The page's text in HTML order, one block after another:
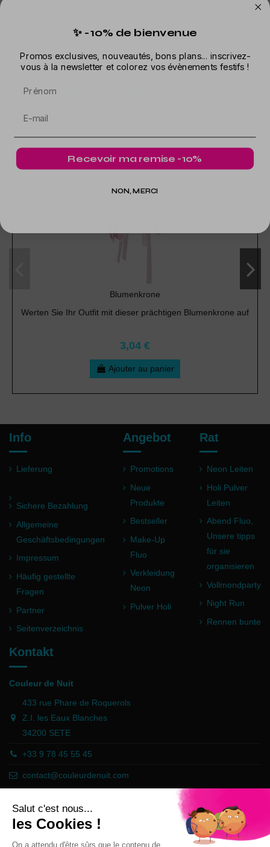
Ideal für eine Hippie-Party
In der gleichen Kategorie
Blumenkrone
Werten Sie Ihr Outfit mit dieser prächtigen Blumenkrone auf
3,04 €
Ajouter au panier
Info
Lieferung
Sichere Bezahlung
Allgemeine
Geschäftsbedingungen
Impressum
Häufig gestellte
Fragen
Partner
Seitenverzeichnis
Angebot
Promotions
Neue
Produkte
Bestseller
Make-Up
Fluo
Verkleidung
Neon
Pulver Holi
Rat
Neon Leiten
Holi Pulver
Leiten
Abend Fluo,
Unsere tipps
für sie
organisieren
Vollmondparty
Night Run
Rennen bunte
Kontakt
Couleur de Nuit
433 rue Phare de Roquerols
Z.I. les Eaux Blanches
34200 SETE
+33 9 78 45 55 45
contact@couleurdenuit.com
Händler zugelassen von Gesellschaft für Garantierte Bewertungen,
Klicken Sie hier
✨ -10% de bienvenue
Promos exclusives, nouveautés, bons plans... inscrivez-
vous à la newsletter et colorez vos évènements festifs !
Recevoir ma remise -10%
NON, MERCI